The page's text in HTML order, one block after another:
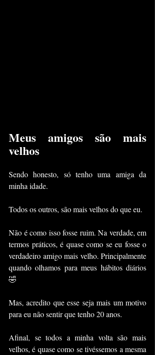
Meus amigos são mais
velhos
Sendo honesto, só tenho uma amiga da
minha idade.
Todos os outros, são mais velhos do que eu.
Não é como isso fosse ruim. Na verdade, em
termos práticos, é quase como se eu fosse o
verdadeiro amigo mais velho. Principalmente
quando olhamos para meus hábitos diários
🤣
Mas, acredito que esse seja mais um motivo
para eu não sentir que tenho 20 anos.
Afinal, se todos a minha volta são mais
velhos, é quase como se tivéssemos a mesma